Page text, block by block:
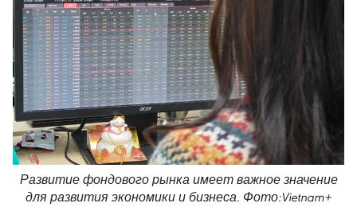
Развитие фондового рынка имеет важное значение
для развития экономики и бизнеса. Фото:Vietnam+